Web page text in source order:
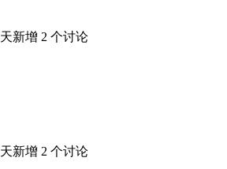
新增 2 个讨论
新增 2 个讨论